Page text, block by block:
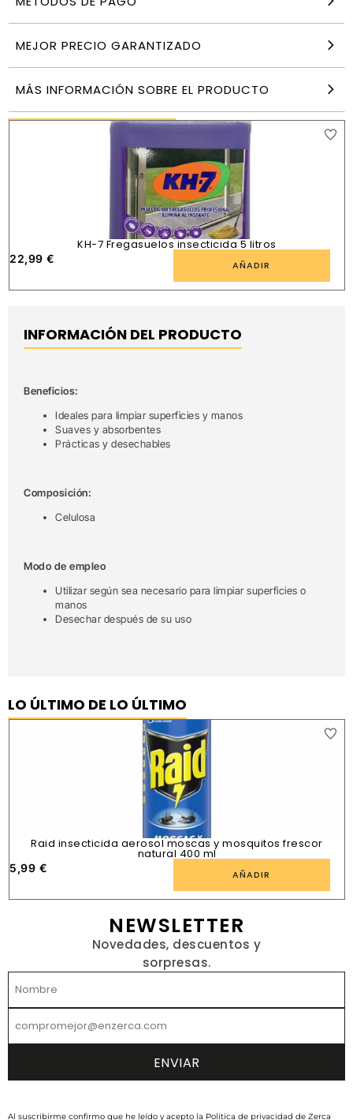
MEJOR PRECIO GARANTIZADO
MÁS INFORMACIÓN SOBRE EL PRODUCTO
x 30 cm 64 ud
4,70€
AÑADIR
PRODUCTOS SIMILARES
KH-7 Fregasuelos insecticida 5 litros
22,99 € AÑADIR
INFORMACIÓN DEL PRODUCTO
Beneficios:
Ideales para limpiar superficies y manos
Suaves y absorbentes
Prácticas y desechables
Composición:
Celulosa
Modo de empleo
Utilizar según sea necesario para limpiar superficies o
manos
Desechar después de su uso
LO ÚLTIMO DE LO ÚLTIMO
Raid insecticida aerosol moscas y mosquitos frescor
natural 400 ml
5,99 € AÑADIR
NEWSLETTER
Novedades, descuentos y
sorpresas.
Al suscribirme confirmo que he leído y acepto la Política de privacidad de Zerca